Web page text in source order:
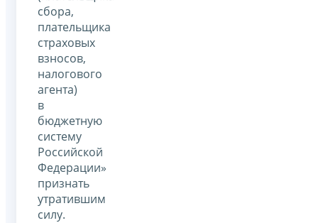
сбора,
плательщика
страховых
взносов,
налогового
агента)
в
бюджетную
систему
Российской
Федерации»
признать
утратившим
силу.